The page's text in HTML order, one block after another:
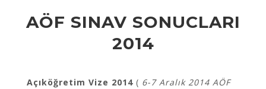
AÖF SINAV SONUCLARI
2014
Açıköğretim Vize 2014 ( 6-7 Aralık 2014 AÖF